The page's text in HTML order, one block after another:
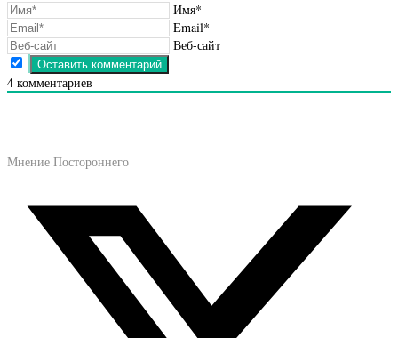
Имя*
Email*
Веб-сайт
4 комментариев
Мнение Постороннего